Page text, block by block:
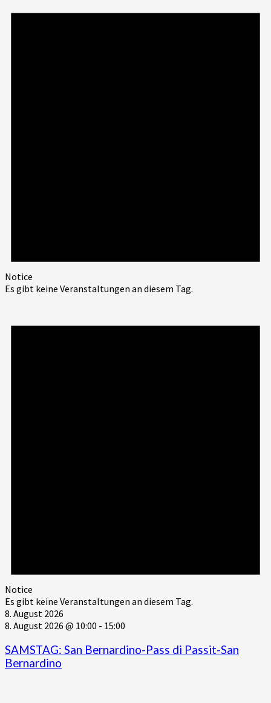
Notice
Es gibt keine Veranstaltungen an diesem Tag.
Notice
Es gibt keine Veranstaltungen an diesem Tag.
8. August 2026
8. August 2026 @ 10:00 - 15:00
SAMSTAG: San Bernardino-Pass di Passit-San
Bernardino